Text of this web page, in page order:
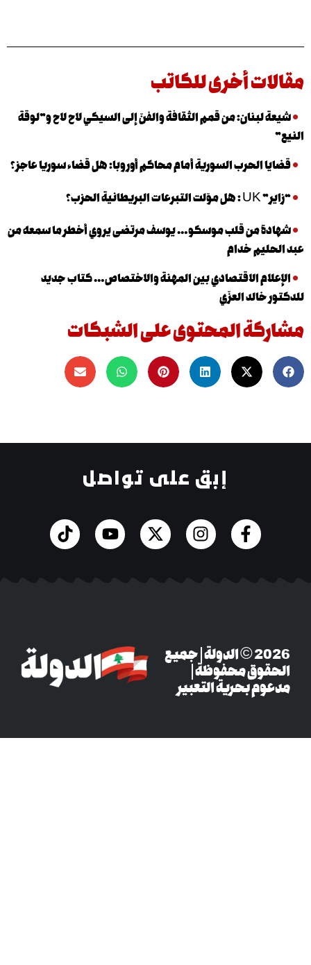
أخرى للكاتب
من قمم الثقافة والفنّ إلى السيكي لاح لاح و”لوقة
الحرب السورية أمام محاكم أوروبا: هل قضاء سوريا عاجز؟
من قلب موسكو… يوسف مرتضى يروي أخطر ما سمعه من
خدام
الاقتصادي بين المهنة والاختصاص… كتاب جديد
العزّي
المحتوى على الشبكات
إبق على تواصل
‎© 2026 الدولة | جميع
محفوظة |
بحرية التعبير